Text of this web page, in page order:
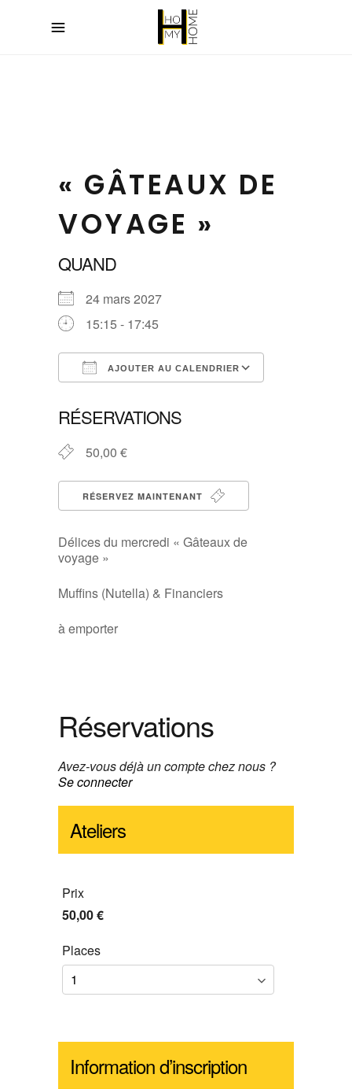
« GÂTEAUX DE
VOYAGE »
QUAND
24 mars 2027
15:15 - 17:45
AJOUTER AU CALENDRIER
RÉSERVATIONS
50,00 €
RÉSERVEZ MAINTENANT
Délices du mercredi « Gâteaux de
voyage »
Muffins (Nutella) & Financiers
à emporter
Réservations
Avez-vous déjà un compte chez nous ?
Se connecter
Ateliers
Prix
50,00 €
Places
Information d’inscription